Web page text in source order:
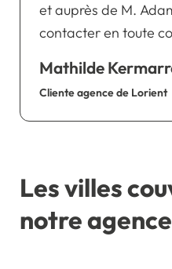
et auprès de M.
contacter en toute
Mathilde
Cliente agence de Lorient
Les villes
notre